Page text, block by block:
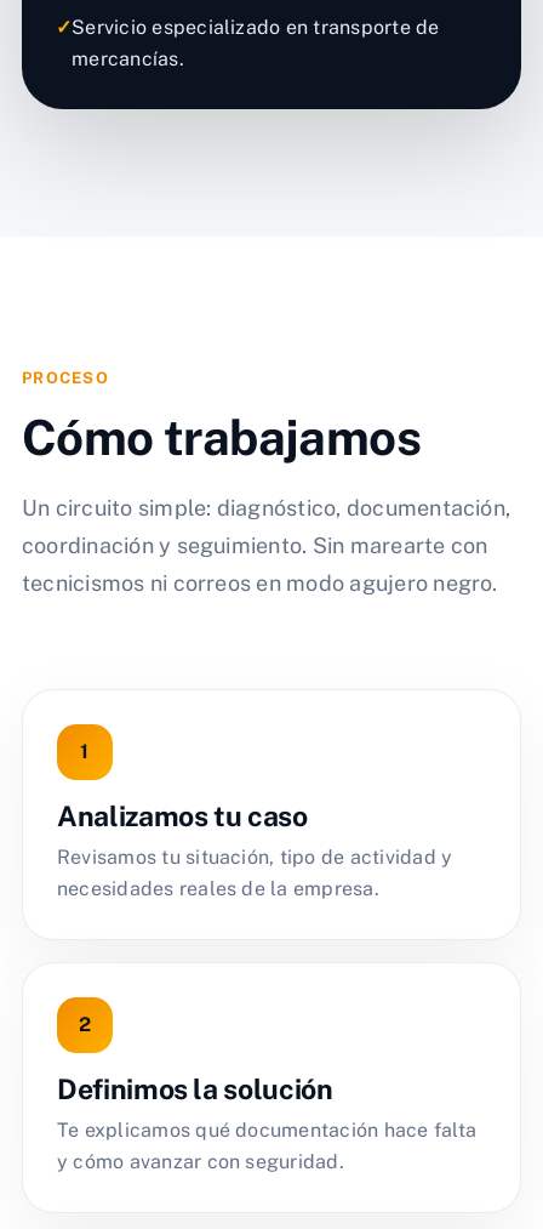
✓Servicio especializado en transporte de
mercancías.
PROCESO
Cómo trabajamos
Un circuito simple: diagnóstico, documentación,
coordinación y seguimiento. Sin marearte con
tecnicismos ni correos en modo agujero negro.
Analizamos tu caso
Revisamos tu situación, tipo de actividad y
necesidades reales de la empresa.
Definimos la solución
Te explicamos qué documentación hace falta
y cómo avanzar con seguridad.